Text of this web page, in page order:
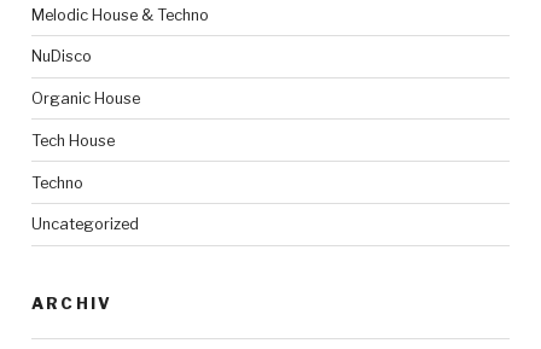
Melodic House & Techno
NuDisco
Organic House
Tech House
Techno
Uncategorized
ARCHIV